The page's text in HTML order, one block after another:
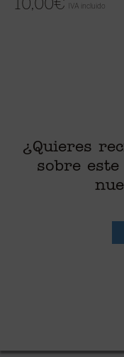
10,00€ IVA incluido
¿Quieres
sobre